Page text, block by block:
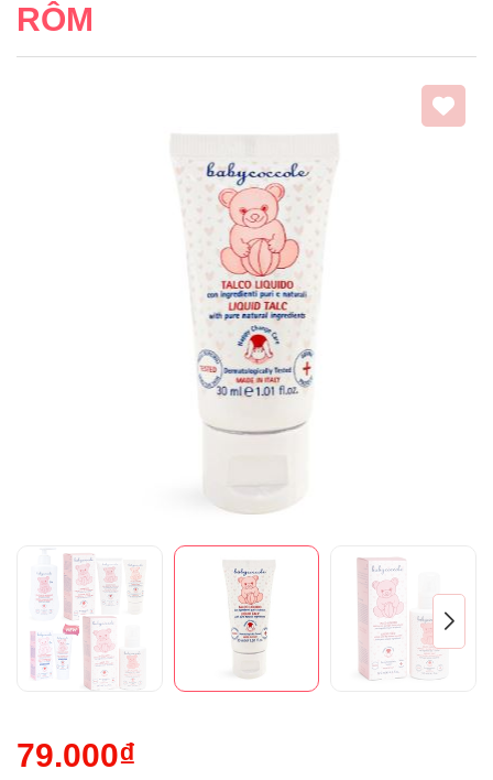
RÔM
79.000₫
Mã giảm giá:
Ngày hết hạn:
Điều kiện: